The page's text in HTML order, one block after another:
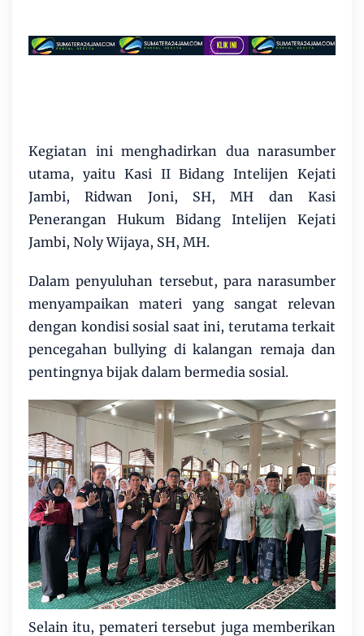
Kegiatan ini menghadirkan dua narasumber
utama, yaitu Kasi II Bidang Intelijen Kejati
Jambi, Ridwan Joni, SH, MH dan Kasi
Penerangan Hukum Bidang Intelijen Kejati
Jambi, Noly Wijaya, SH, MH.
Dalam penyuluhan tersebut, para narasumber
menyampaikan materi yang sangat relevan
dengan kondisi sosial saat ini, terutama terkait
pencegahan bullying di kalangan remaja dan
pentingnya bijak dalam bermedia sosial.
Selain itu, pemateri tersebut juga memberikan